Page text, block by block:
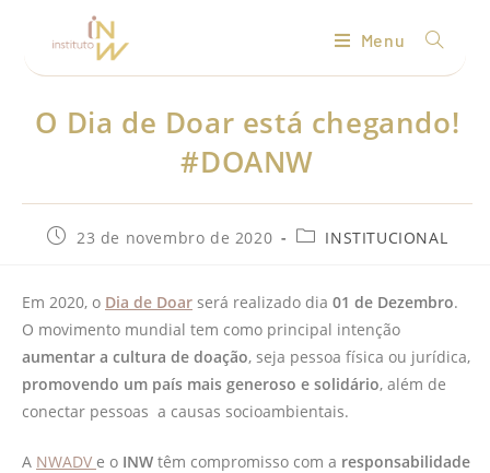
Menu
O Dia de Doar está chegando!
#DOANW
23 de novembro de 2020 INSTITUCIONAL
Em 2020, o Dia de Doar será realizado dia 01 de Dezembro.
O movimento mundial tem como principal intenção
aumentar a cultura de doação, seja pessoa física ou jurídica,
promovendo um país mais generoso e solidário, além de
conectar pessoas a causas socioambientais.
A NWADV e o INW têm compromisso com a responsabilidade